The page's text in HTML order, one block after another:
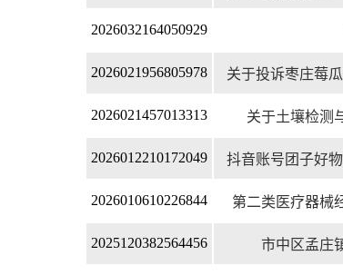
2026032164050929
2026021956805978 关于投诉枣庄莓
2026021457013313 关于土壤检测
2026012210172049 抖音账号团子好
2026010610226844 第二类医疗器械
2025120382564456 市中区孟庄